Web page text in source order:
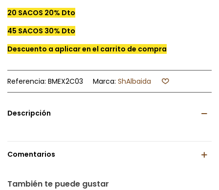
20 SACOS 20% Dto
45 SACOS 30% Dto
Descuento a aplicar en el carrito de compra
Referencia: BMEX2C03 Marca: ShAlbaida
Descripción
Comentarios
También te puede gustar